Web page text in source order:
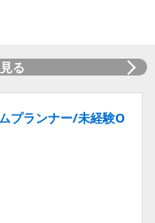
る
プランナー/未経験O